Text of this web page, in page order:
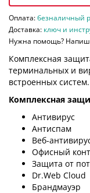
Оплата:безналичный
Доставка: ключ и
Нужна помощь?
Комплексная
терминальных и
встроенных систем.
Комплексная
Антивирус
Антиспам
Веб-
Офисный
Защита от
Dr.Web Cloud
Брандмауэр